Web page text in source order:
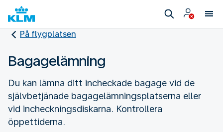
På flygplatsen
Bagagelämning
Du kan lämna ditt incheckade bagage vid de
självbetjänade bagagelämningsplatserna eller
vid incheckningsdiskarna. Kontrollera
öppettiderna.